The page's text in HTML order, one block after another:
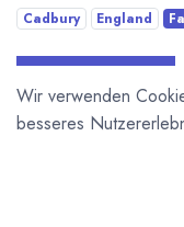
Cadbury England
Wir verwenden
besseres